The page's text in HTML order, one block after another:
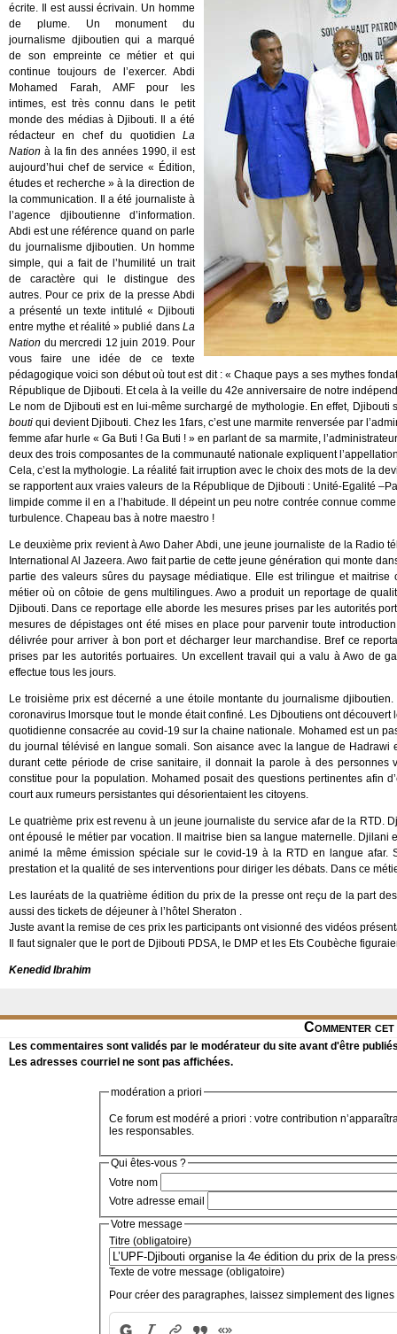
écrite. Il est aussi écrivain. Un homme
de plume. Un monument du
journalisme djiboutien qui a marqué
de son empreinte ce métier et qui
continue toujours de l’exercer. Abdi
Mohamed Farah, AMF pour les
intimes, est très connu dans le petit
monde des médias à Djibouti. Il a été
rédacteur en chef du quotidien La
Nation à la fin des années 1990, il est
aujourd’hui chef de service « Édition,
études et recherche » à la direction de
la communication. Il a été journaliste à
l’agence djiboutienne d’information.
Abdi est une référence quand on parle
du journalisme djiboutien. Un homme
simple, qui a fait de l’humilité un trait
de caractère qui le distingue des
autres. Pour ce prix de la presse Abdi
a présenté un texte intitulé « Djibouti
entre mythe et réalité » publié dans La
Nation du mercredi 12 juin 2019. Pour
vous faire une idée de ce texte
pédagogique voici son début où tout est dit : « Chaque pays a ses mythes
République de Djibouti. Et cela à la veille du 42e anniversaire de notre
Le nom de Djibouti est en lui-même surchargé de mythologie. En effet,
bouti qui devient Djibouti. Chez les 1fars, c’est une marmite renversée par
femme afar hurle « Ga Buti ! Ga Buti ! » en parlant de sa marmite,
deux des trois composantes de la communauté nationale expliquent
Cela, c’est la mythologie. La réalité fait irruption avec le choix des mots de la
se rapportent aux vraies valeurs de la République de Djibouti : Unité-Egalité
limpide comme il en a l’habitude. Il dépeint un peu notre contrée connue
turbulence. Chapeau bas à notre maestro !
Le deuxième prix revient à Awo Daher Abdi, une jeune journaliste de la Radio
International Al Jazeera. Awo fait partie de cette jeune génération qui monte
partie des valeurs sûres du paysage médiatique. Elle est trilingue et
métier où on côtoie de gens multilingues. Awo a produit un reportage de
Djibouti. Dans ce reportage elle aborde les mesures prises par les autorités
mesures de dépistages ont été mises en place pour parvenir toute
délivrée pour arriver à bon port et décharger leur marchandise. Bref ce
prises par les autorités portuaires. Un excellent travail qui a valu à Awo de
effectue tous les jours.
Le troisième prix est décerné a une étoile montante du journalisme
coronavirus lmorsque tout le monde était confiné. Les Djboutiens ont
quotidienne consacrée au covid-19 sur la chaine nationale. Mohamed est un
du journal télévisé en langue somali. Son aisance avec la langue de Hadrawi
durant cette période de crise sanitaire, il donnait la parole à des personnes
constitue pour la population. Mohamed posait des questions pertinentes afin
court aux rumeurs persistantes qui désorientaient les citoyens.
Le quatrième prix est revenu à un jeune journaliste du service afar de la RTD.
ont épousé le métier par vocation. Il maitrise bien sa langue maternelle. Djilani
animé la même émission spéciale sur le covid-19 à la RTD en langue afar.
prestation et la qualité de ses interventions pour diriger les débats. Dans ce
Les lauréats de la quatrième édition du prix de la presse ont reçu de la part
aussi des tickets de déjeuner à l’hôtel Sheraton .
Juste avant la remise de ces prix les participants ont visionné des vidéos
Il faut signaler que le port de Djibouti PDSA, le DMP et les Ets Coubèche
Kenedid Ibrahim
Commenter
Les commentaires sont validés par le modérateur du site avant d'être
Les adresses courriel ne sont pas affichées.
modération a priori
Ce forum est modéré a priori : votre contribution
les responsables.
Qui êtes-vous ?
Votre nom
Votre adresse email
Votre message
Titre (obligatoire)
Texte de votre message (obligatoire)
Pour créer des paragraphes, laissez simplement des lignes